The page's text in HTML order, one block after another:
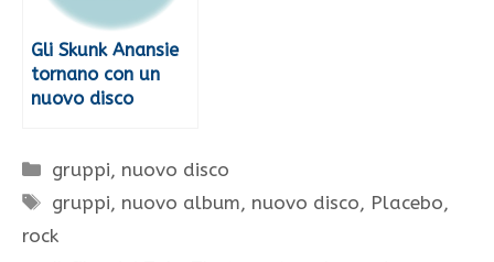
Gli Skunk Anansie
tornano con un
nuovo disco
Categorie
gruppi, nuovo disco
Tag
gruppi, nuovo album, nuovo disco, Placebo,
rock